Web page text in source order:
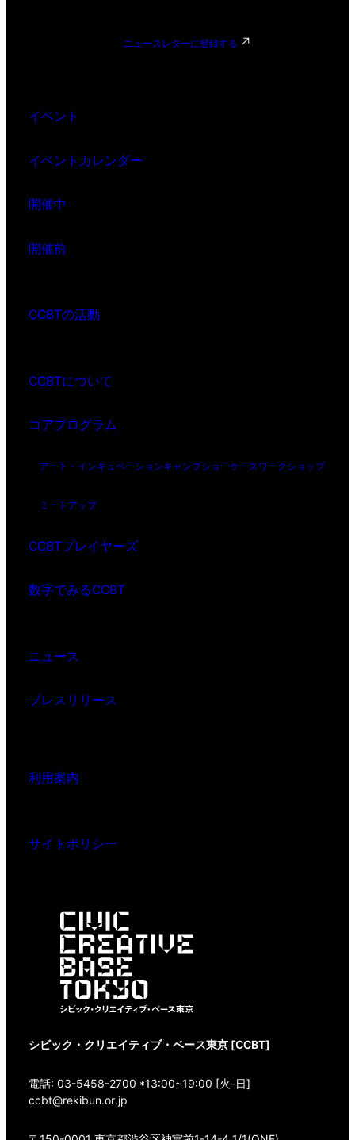
ニュースレターに登録する
イベント
イベントカレンダー
開催中
開催前
CCBTの活動
CCBTについて
コアプログラム
アート・インキュベーションキャンプショーケースワークショップ
ミートアップ
CCBTプレイヤーズ
数字でみるCCBT
ニュース
プレスリリース
利用案内
サイトポリシー
シビック・クリエイティブ・ベース東京 [CCBT]
電話: 03-5458-2700 *13:00~19:00 [火-日]
ccbt@rekibun.or.jp